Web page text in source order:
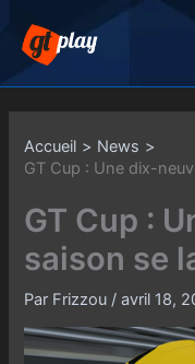
contenu
Accueil
News
GT Cup : Une dix-
GT Cup :
saison se
Par Frizzou /avril 18,